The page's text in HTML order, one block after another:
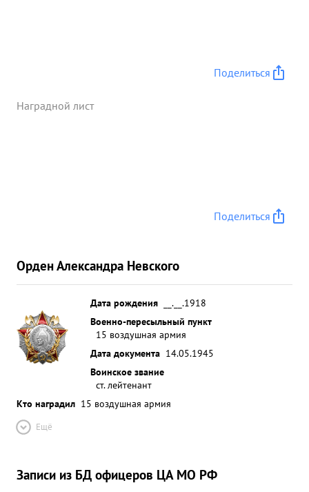
Поделиться
Наградной лист
Поделиться
Орден Александра Невского
Дата рождения
__.__.1918
Военно-пересыльный пункт
15 воздушная армия
Дата документа 14.05.1945
Воинское звание
ст. лейтенант
Кто наградил 15 воздушная армия
Ещё
Записи из БД офицеров ЦА МО РФ